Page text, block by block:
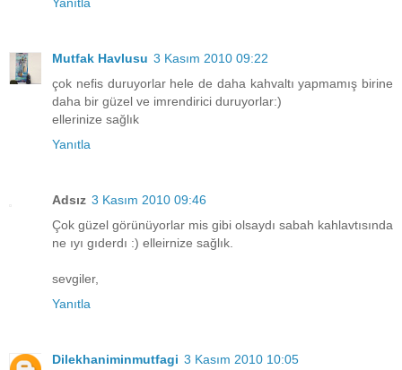
Yanıtla
Mutfak Havlusu 3 Kasım 2010 09:22
çok nefis duruyorlar hele de daha kahvaltı yapmamış birine
daha bir güzel ve imrendirici duruyorlar:)
ellerinize sağlık
Yanıtla
Adsız 3 Kasım 2010 09:46
Çok güzel görünüyorlar mis gibi olsaydı sabah kahlavtısında
ne ıyı gıderdı :) elleirnize sağlık.
sevgiler,
Yanıtla
Dilekhaniminmutfagi 3 Kasım 2010 10:05